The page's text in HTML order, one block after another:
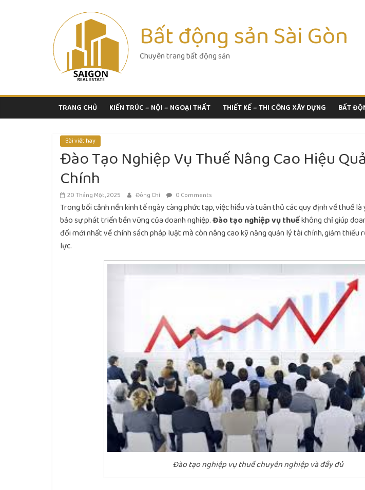
Bất động sản Sài Gòn
Chuyên trang bất động sản
TRANG CHỦ KIẾN TRÚC – NỘI – NGOẠI THẤT THIẾT KẾ – THI CÔNG XÂY DỰNG BẤT
Bài viết hay
Đào Tạo Nghiệp Vụ Thuế Nâng Cao Hiệu
Chính
20 Tháng Một, 2025 Đông Chí 0 Comments
Trong bối cảnh nền kinh tế ngày càng phức tạp, việc hiểu và tuân thủ các quy định về thuế
bảo sự phát triển bền vững của doanh nghiệp.Đào tạo nghiệp vụ thuếkhông chỉ giúp
đổi mới nhất về chính sách pháp luật mà còn nâng cao kỹ năng quản lý tài chính, giảm thiểu
lực.
Đào tạo nghiệp vụ thuế chuyên nghiệp và đầy đủ